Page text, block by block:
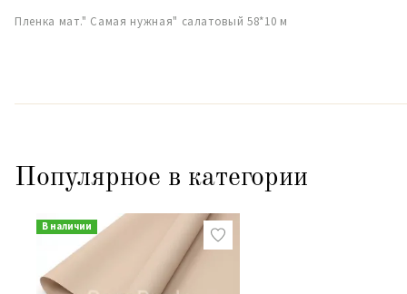
Пленка мат." Самая нужная" салатовый 58*10 м
Популярное в категории
В наличии